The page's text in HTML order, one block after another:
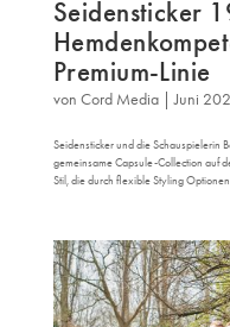
Seidensticker
Premium-Linie
von Cord Media|Juni
Seidensticker und die Schauspielerin
gemeinsame Capsule-Collection auf
Stil, die durch flexible Styling